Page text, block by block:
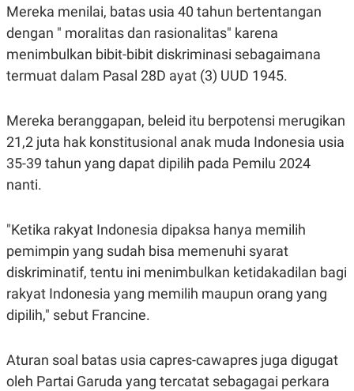
A
G
A
N
E
T
A
K
I
E
J
A
T
N
E
P
E
A
R
I
S
N
G
M
E
D
Mereka menilai, batas usia 40 tahun bertentangan
dengan " moralitas dan rasionalitas" karena
menimbulkan bibit-bibit diskriminasi sebagaimana
termuat dalam Pasal 28D ayat (3) UUD 1945.
Mereka beranggapan, beleid itu berpotensi merugikan
21,2 juta hak konstitusional anak muda Indonesia usia
35-39 tahun yang dapat dipilih pada Pemilu 2024
nanti.
"Ketika rakyat Indonesia dipaksa hanya memilih
pemimpin yang sudah bisa memenuhi syarat
diskriminatif, tentu ini menimbulkan ketidakadilan bagi
rakyat Indonesia yang memilih maupun orang yang
dipilih," sebut Francine.
Aturan soal batas usia capres-cawapres juga digugat
oleh Partai Garuda yang tercatat sebagagai perkara